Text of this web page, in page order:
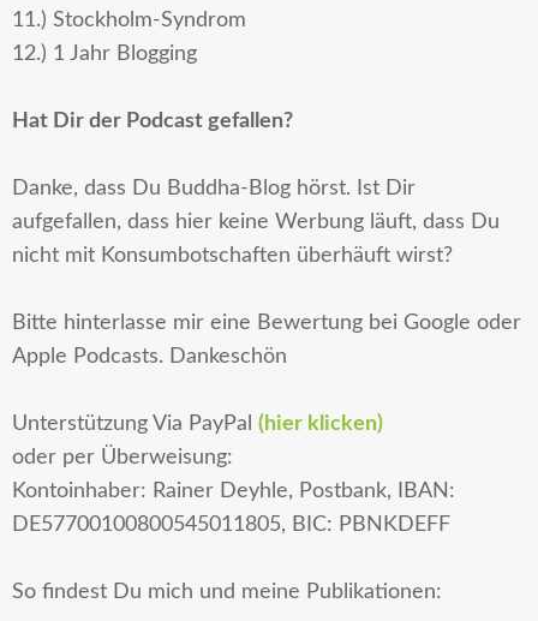
11.) Stockholm-Syndrom
12.) 1 Jahr Blogging
Hat Dir der Podcast gefallen?
Danke, dass Du Buddha-Blog hörst. Ist Dir
aufgefallen, dass hier keine Werbung läuft, dass Du
nicht mit Konsumbotschaften überhäuft wirst?
Bitte hinterlasse mir eine Bewertung bei Google oder
Apple Podcasts. Dankeschön
Unterstützung Via PayPal (hier klicken)
oder per Überweisung:
Kontoinhaber: Rainer Deyhle, Postbank, IBAN:
DE57700100800545011805, BIC: PBNKDEFF
So findest Du mich und meine Publikationen: